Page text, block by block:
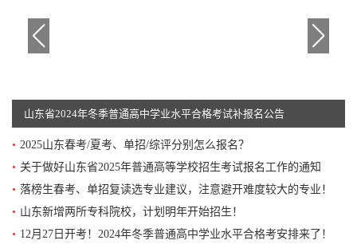
艺术学类
农学类
工学类
山东单招综评学习资料
面试 素质测试
职业适应性测试
英语
语文
数学
山东省2024年冬季普通高中学业水平合格考试补报名公告
• 2025山东春考/夏考、单招/综评分别怎么报名？
• 关于做好山东省2025年普通高等学校招生考试报名工作的通知
• 落榜生春考、单招复读选专业建议，注意避开难度较大的专业！
• 山东新增两所专科院校，计划明年开始招生！
• 12月27日开考！2024年冬季普通高中学业水平合格考安排来了！